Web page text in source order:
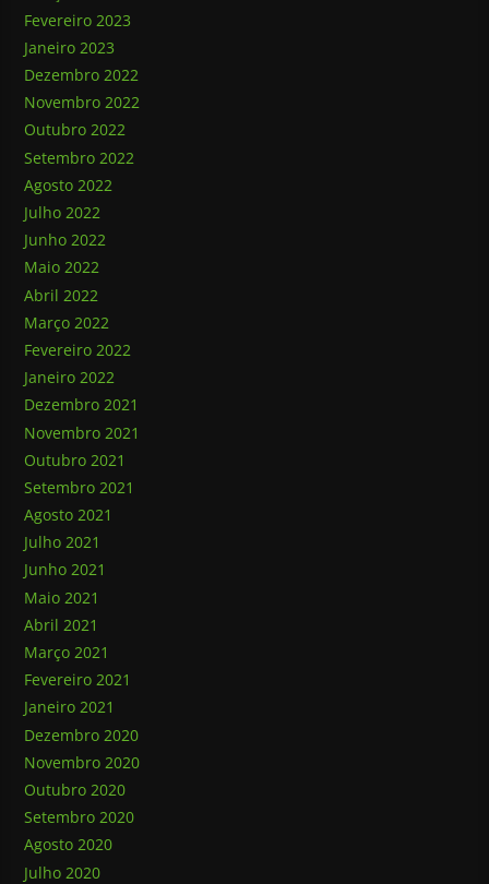
Fevereiro 2023
Janeiro 2023
Dezembro 2022
Novembro 2022
Outubro 2022
Setembro 2022
Agosto 2022
Julho 2022
Junho 2022
Maio 2022
Abril 2022
Março 2022
Fevereiro 2022
Janeiro 2022
Dezembro 2021
Novembro 2021
Outubro 2021
Setembro 2021
Agosto 2021
Julho 2021
Junho 2021
Maio 2021
Abril 2021
Março 2021
Fevereiro 2021
Janeiro 2021
Dezembro 2020
Novembro 2020
Outubro 2020
Setembro 2020
Agosto 2020
Julho 2020